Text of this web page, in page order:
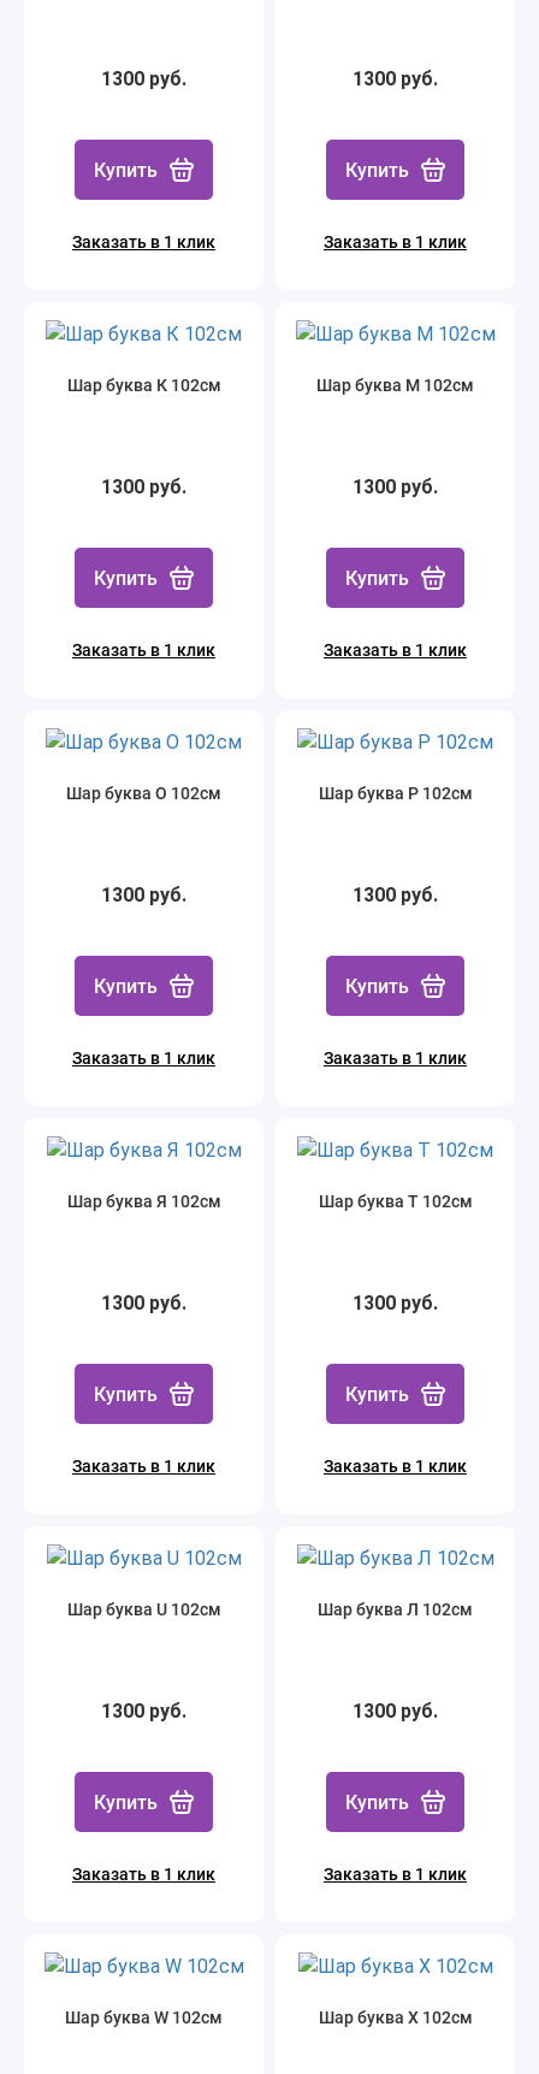
1300 руб.
Купить
Заказать в 1 клик
1300 руб.
Купить
Заказать в 1 клик
Шар буква К 102см
1300 руб.
Купить
Заказать в 1 клик
Шар буква М 102см
1300 руб.
Купить
Заказать в 1 клик
Шар буква О 102см
1300 руб.
Купить
Заказать в 1 клик
Шар буква Р 102см
1300 руб.
Купить
Заказать в 1 клик
Шар буква Я 102см
1300 руб.
Купить
Заказать в 1 клик
Шар буква Т 102см
1300 руб.
Купить
Заказать в 1 клик
Шар буква U 102см
1300 руб.
Купить
Заказать в 1 клик
Шар буква Л 102см
1300 руб.
Купить
Заказать в 1 клик
Шар буква W 102см Шар буква Х 102см